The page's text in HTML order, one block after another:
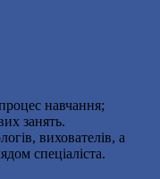
навчання;
занять.
вихователів, а
спеціаліста.